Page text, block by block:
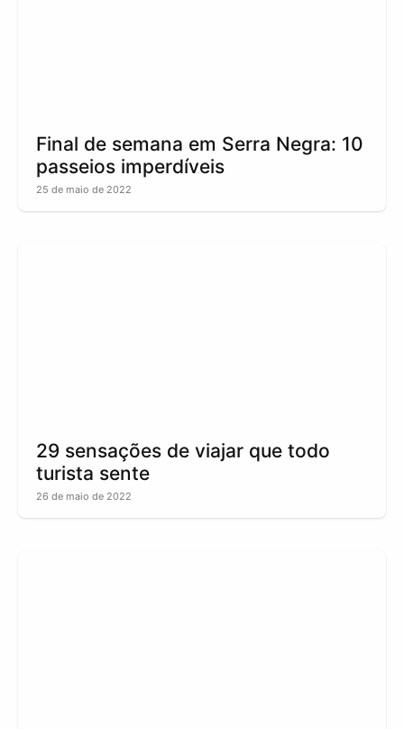
Final de semana em Serra Negra: 10
passeios imperdíveis
25 de maio de 2022
29 sensações de viajar que todo
turista sente
26 de maio de 2022